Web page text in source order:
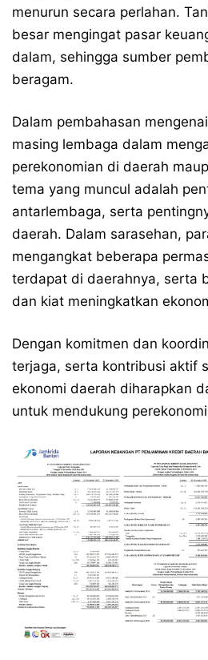
menurun secara perlahan.
besar mengingat pasar
dalam, sehingga sumber
beragam.
Dalam pembahasan
masing lembaga dalam
perekonomian di daerah
tema yang muncul adalah
antarlembaga, serta
daerah. Dalam sarasehan,
mengangkat beberapa
terdapat di daerahnya, serta
dan kiat meningkatkan
Dengan komitmen dan
terjaga, serta kontribusi aktif
ekonomi daerah diharapkan
untuk mendukung